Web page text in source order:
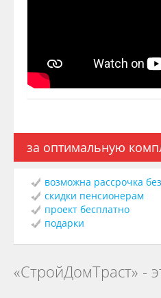
за оптимальную
возможна рассрочка
скидки пенсионерам
проект бесплатно
подарки
«СтройДомТраст» -